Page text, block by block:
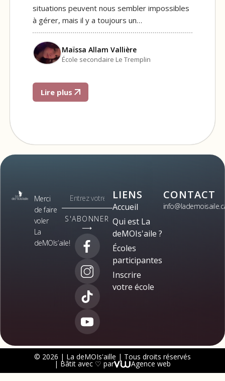
situations peuvent nous sembler impossibles
à gérer, mais il y a toujours un…
Maïssa Allam Vallière
École secondaire Le Tremplin
Lire plus
Merci
de faire
voler
La
deMOIs’aile!
S'ABONNER
⟶
LIENS
Accueil
Qui est La
deMOIs'aile ?
Écoles
participantes
Inscrire
votre école
CONTACT
© 2026 | La deMOIs'aille | Tous droits réservés
| Bâtit avec ♡ par Agence web